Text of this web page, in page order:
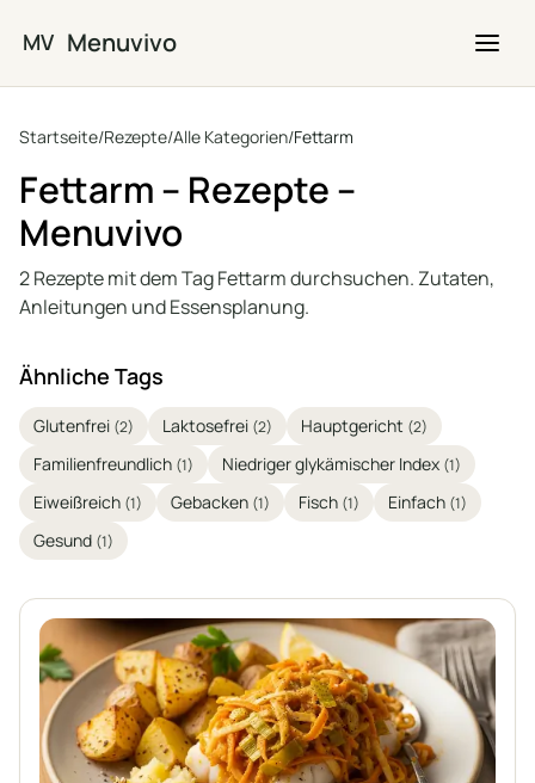
MV Menuvivo
Startseite/Rezepte/Alle Kategorien/Fettarm
Fettarm – Rezepte –
Menuvivo
2 Rezepte mit dem Tag Fettarm durchsuchen. Zutaten,
Anleitungen und Essensplanung.
Ähnliche Tags
Glutenfrei (2) Laktosefrei (2) Hauptgericht (2)
Familienfreundlich (1) Niedriger glykämischer Index (1)
Eiweißreich (1) Gebacken (1) Fisch (1) Einfach (1)
Gesund (1)